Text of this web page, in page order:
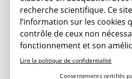
En ce moment
recherche scientifique. Ce
l’information sur les cookies
contrôle de ceux non
fonctionnement et son
Lire la politique de confidentialité
Consentements certifiés